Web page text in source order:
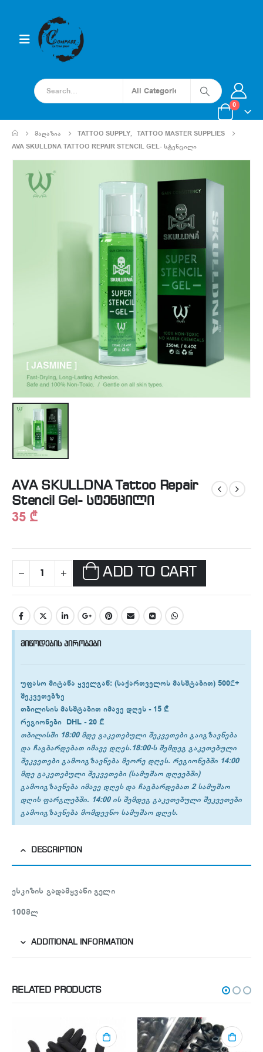
0
ᲛᲐᲦᲐᲖᲘᲐ TATTOO SUPPLY, TATTOO MASTER SUPPLIES
AVA SKULLDNA TATTOO REPAIR STENCIL GEL- ᲡᲢᲔᲜᲪᲘᲚᲘ
AVA SKULLDNA Tattoo Repair
Stencil Gel- სტენცილი
35 ₾
ADD TO CART
მიწოდების პირობები
უფასო მიტანა ყველგან: (საქართველოს მასშტაბით) 500₾+
შეკვეთებზე
თბილისის მასშტაბით იმავე დღეს -15 ₾
რეგიონები DHL -20 ₾
თბილისში 18:00 მდე გაკეთებული შეკვეთები გაიგზავნება
და ჩაგბარდებათ იმავე დღეს.18:00-ს შემდეგ გაკეთებული
შეკვეთები გამოიგზავნება მეორე დღეს. რეგიონებში 14:00
მდე გაკეთებული შეკვეთები (სამუშაო დღეებში)
გამოიგზავნება იმავე დღეს და ჩაგბარდებათ 2 სამუშაო
დღის ფარგლებში. 14:00 ის შემდეგ გაკეთებული შეკვეთები
გამოიგზავნება მომდევნო სამუშაო დღეს.
DESCRIPTION
ესკიზის გადამყვანი გელი
100მლ
ADDITIONAL INFORMATION
RELATED PRODUCTS